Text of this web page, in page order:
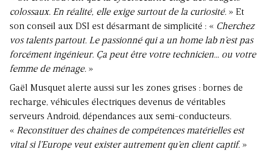
colossaux. En réalité, elle exige surtout de la curiosité. » Et
son conseil aux DSI est désarmant de simplicité : « Cherchez
vos talents partout. Le passionné qui a un home lab n’est pas
forcément ingénieur. Ça peut être votre technicien… ou votre
femme de ménage. »
Gaël Musquet alerte aussi sur les zones grises : bornes de
recharge, véhicules électriques devenus de véritables
serveurs Android, dépendances aux semi-conducteurs.
« Reconstituer des chaînes de compétences matérielles est
vital si l’Europe veut exister autrement qu’en client captif. »